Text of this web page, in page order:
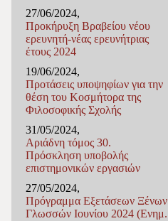
27/06/2024,
Προκήρυξη Βραβείου νέου
ερευνητή-νέας ερευνήτριας
έτους 2024
19/06/2024,
Προτάσεις υποψηφίων για την
θέση του Κοσμήτορα της
Φιλοσοφικής Σχολής
31/05/2024,
Αριάδνη τόμος 30.
Πρόσκληση υποβολής
επιστημονικών εργασιών
27/05/2024,
Πρόγραμμα Εξετάσεων Ξένων
Γλωσσών Ιουνίου 2024 (Ενημ.